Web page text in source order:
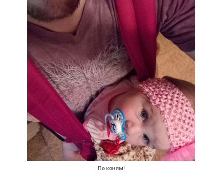
По коням!